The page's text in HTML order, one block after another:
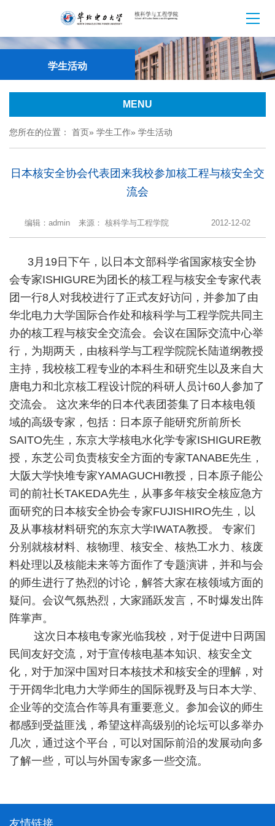
学生活动
MENU
您所在的位置： 首页» 学生工作» 学生活动
日本核安全协会代表团来我校参加核工程与核安全交
流会
编辑：admin 来源： 核科学与工程学院 2012-12-02
3月19日下午，以日本文部科学省国家核安全协
会专家ISHIGURE为团长的核工程与核安全专家代表
团一行8人对我校进行了正式友好访问，并参加了由
华北电力大学国际合作处和核科学与工程学院共同主
办的核工程与核安全交流会。会议在国际交流中心举
行，为期两天，由核科学与工程学院院长陆道纲教授
主持，我校核工程专业的本科生和研究生以及来自大
唐电力和北京核工程设计院的科研人员计60人参加了
交流会。 这次来华的日本代表团荟集了日本核电领
域的高级专家，包括：日本原子能研究所前所长
SAITO先生，东京大学核电水化学专家ISHIGURE教
授，东芝公司负责核安全方面的专家TANABE先生，
大阪大学快堆专家YAMAGUCHI教授，日本原子能公
司的前社长TAKEDA先生，从事多年核安全核应急方
面研究的日本核安全协会专家FUJISHIRO先生，以
及从事核材料研究的东京大学IWATA教授。 专家们
分别就核材料、核物理、核安全、核热工水力、核废
料处理以及核能未来等方面作了专题演讲，并和与会
的师生进行了热烈的讨论，解答大家在核领域方面的
疑问。会议气氛热烈，大家踊跃发言，不时爆发出阵
阵掌声。
这次日本核电专家光临我校，对于促进中日两国
民间友好交流，对于宣传核电基本知识、核安全文
化，对于加深中国对日本核技术和核安全的理解，对
于开阔华北电力大学师生的国际视野及与日本大学、
企业等的交流合作等具有重要意义。参加会议的师生
都感到受益匪浅，希望这样高级别的论坛可以多举办
几次，通过这个平台，可以对国际前沿的发展动向多
了解一些，可以与外国专家多一些交流。
友情链接